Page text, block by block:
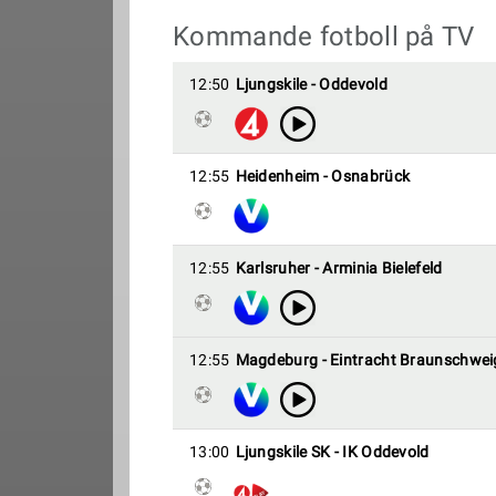
Kommande fotboll på TV
12:50 Ljungskile - Oddevold
12:55 Heidenheim - Osnabrück
12:55 Karlsruher - Arminia Bielefeld
12:55 Magdeburg - Eintracht
13:00 Ljungskile SK - IK Oddevold